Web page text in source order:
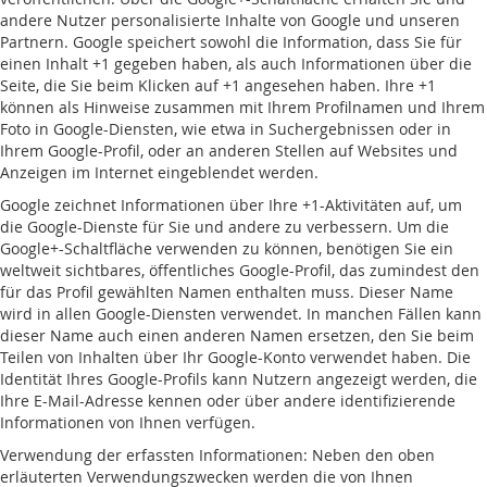
andere Nutzer personalisierte Inhalte von Google und unseren
Partnern. Google speichert sowohl die Information, dass Sie für
einen Inhalt +1 gegeben haben, als auch Informationen über die
Seite, die Sie beim Klicken auf +1 angesehen haben. Ihre +1
können als Hinweise zusammen mit Ihrem Profilnamen und Ihrem
Foto in Google-Diensten, wie etwa in Suchergebnissen oder in
Ihrem Google-Profil, oder an anderen Stellen auf Websites und
Anzeigen im Internet eingeblendet werden.
Google zeichnet Informationen über Ihre +1-Aktivitäten auf, um
die Google-Dienste für Sie und andere zu verbessern. Um die
Google+-Schaltfläche verwenden zu können, benötigen Sie ein
weltweit sichtbares, öffentliches Google-Profil, das zumindest den
für das Profil gewählten Namen enthalten muss. Dieser Name
wird in allen Google-Diensten verwendet. In manchen Fällen kann
dieser Name auch einen anderen Namen ersetzen, den Sie beim
Teilen von Inhalten über Ihr Google-Konto verwendet haben. Die
Identität Ihres Google-Profils kann Nutzern angezeigt werden, die
Ihre E-Mail-Adresse kennen oder über andere identifizierende
Informationen von Ihnen verfügen.
Verwendung der erfassten Informationen: Neben den oben
erläuterten Verwendungszwecken werden die von Ihnen